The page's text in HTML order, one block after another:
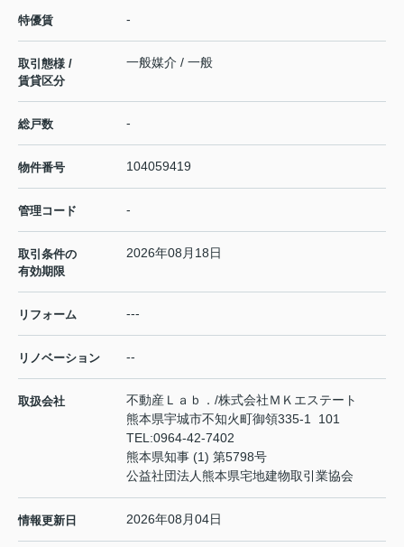
特優賃 -
取引態様 /
賃貸区分
一般媒介 / 一般
総戸数 -
物件番号 104059419
管理コード -
取引条件の
有効期限
2026年08月18日
リフォーム ---
リノベーション --
取扱会社
不動産Ｌａｂ．/株式会社ＭＫエステート
熊本県宇城市不知火町御領335-1 101
TEL:0964-42-7402
熊本県知事 (1) 第5798号
公益社団法人熊本県宅地建物取引業協会
情報更新日 2026年08月04日